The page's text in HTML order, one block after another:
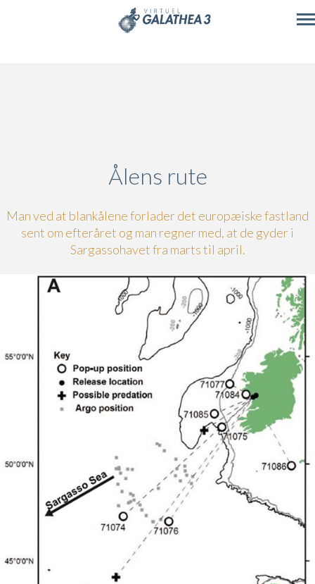
Ålens rute
Man ved at blankålene forlader det europæiske fastland
sent om efteråret og man regner med, at de gyder i
Sargassohavet fra marts til april.